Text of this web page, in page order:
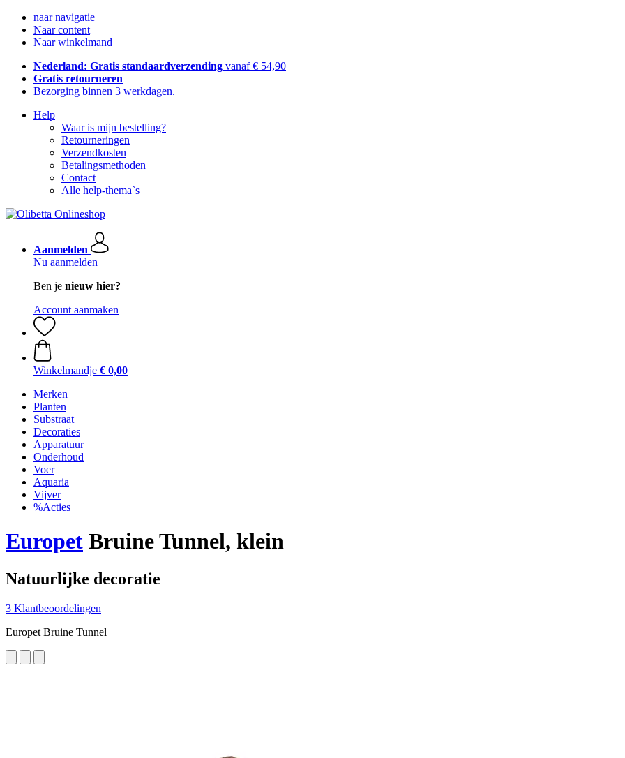
naar navigatie
Naar content
Naar winkelmand
Nederland: Gratis standaardverzending vanaf € 54,90
Gratis retourneren
Bezorging binnen 3 werkdagen.
Help
Waar is mijn bestelling?
Retourneringen
Verzendkosten
Betalingsmethoden
Contact
Alle help-thema`s
Aanmelden
Nu aanmelden
Ben je nieuw hier?
Account aanmaken
Winkelmandje € 0,00
Merken
Planten
Substraat
Decoraties
Apparatuur
Onderhoud
Voer
Aquaria
Vijver
%Acties
Europet Bruine Tunnel, klein
Natuurlijke decoratie
3 Klantbeoordelingen
Europet Bruine Tunnel